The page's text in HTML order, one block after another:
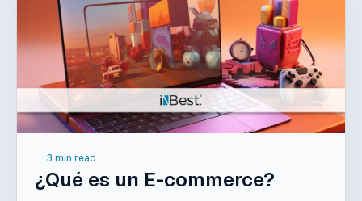
3 min read.
¿Qué es un E-commerce?